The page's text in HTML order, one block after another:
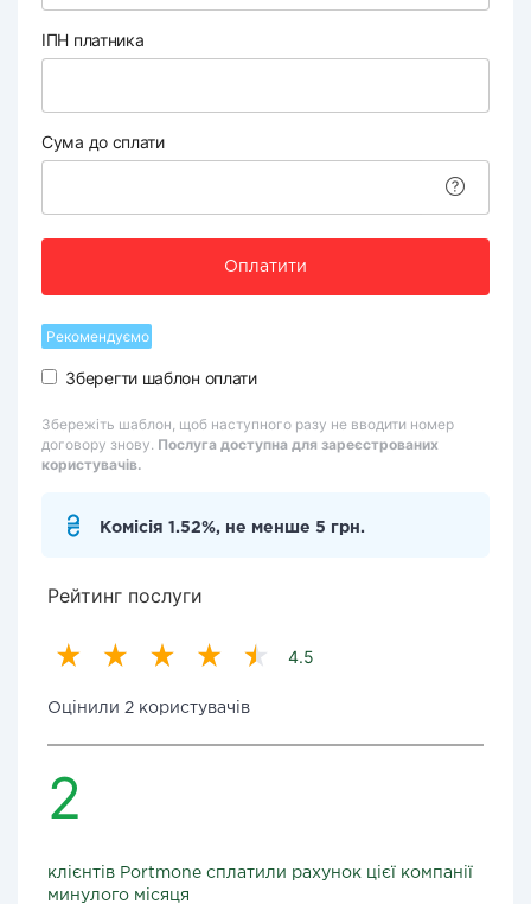
ІПН платника
Сума до сплати
Оплатити
Рекомендуємо
Зберегти шаблон оплати
Збережіть шаблон, щоб наступного разу не вводити номер
договору знову. Послуга доступна для зареєстрованих
користувачів.
Комісія 1.52%, не менше 5 грн.
Рейтинг послуги
4.5
Оцінили 2 користувачів
2
клієнтів Portmone сплатили рахунок цієї компанії
минулого місяця